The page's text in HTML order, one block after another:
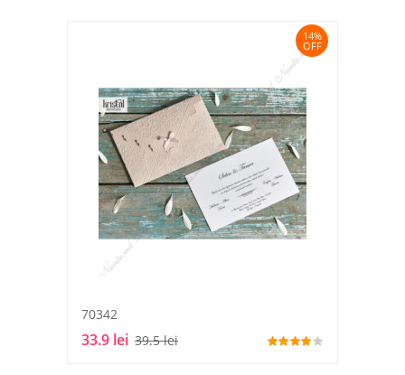
14%
OFF
70342
33.9 lei 39.5 lei